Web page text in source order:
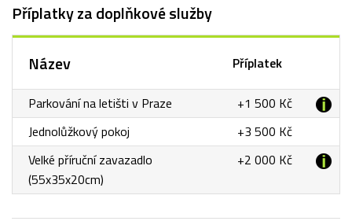
Příplatky za doplňkové služby
Název Příplatek
Parkování na letišti v Praze
+1 500 Kč
Jednolůžkový pokoj
+3 500 Kč
Velké příruční zavazadlo
(55x35x20cm)
+2 000 Kč